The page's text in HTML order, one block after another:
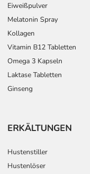
Eiweißpulver
Melatonin Spray
Kollagen
Vitamin B12 Tabletten
Omega 3 Kapseln
Laktase Tabletten
Ginseng
ERKÄLTUNGEN
Hustenstiller
Hustenlöser